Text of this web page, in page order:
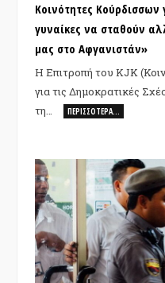
Κοινότητες
γυναίκες να σταθούν
μας στο Αφγανιστάν»
Η Επιτροπή του KJK
για τις Δημοκρατικές
τη…
ΠΕΡΙΣΣΌΤΕΡΑ…